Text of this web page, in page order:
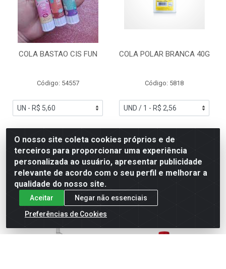
COLA BASTAO CIS FUN
Código: 54557
R$ 5,60
Adicionar
COLA POLAR BRANCA 40G
Código: 5818
R$ 2,56
Adicionar
O nosso site coleta cookies próprios e de
terceiros para proporcionar uma experiência
personalizada ao usuário, apresentar publicidade
relevante de acordo com o seu perfil e melhorar a
qualidade do nosso site.
Aceitar
Negar não essenciais
Preferências de Cookies